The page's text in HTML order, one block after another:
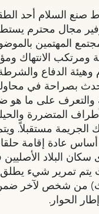
صنع السلام أحد
مجال محترم
المهتمين
ومرتكب الانتهاك
وهيئة الدفاع
بصراحة في
والتعرف على ما هو
المتضررة
مستقبلاً.
عادة إقامة
سكان البلاد
يتم تمرير شيء
من شخص لآخر ضمن
الحوار.